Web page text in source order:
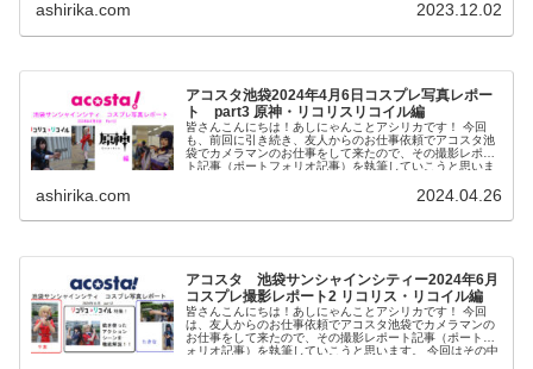
ashirika.com 2023.12.02
アコスタ池袋2024年4月6日コスプレ写真レポー
ト part3 原神・リコリスリコイル編
皆さんこんにちは！あしにゃんことアシリカです！ 今回
も、前回に引き続き、友人からのお仕事依頼でアコスタ池
袋でカメラマンのお仕事をして来たので、その撮影レポー
ト記事（ポートフォリオ記事）を執筆していこうと思いま
ashirika.com 2024.04.26
アコスタ 池袋サンシャインシティー2024年6月
コスプレ撮影レポート2 リコリス・リコイル編
皆さんこんにちは！あしにゃんことアシリカです！ 今回
は、友人からのお仕事依頼でアコスタ池袋でカメラマンの
お仕事をして来たので、その撮影レポート記事（ポートフ
ォリオ記事）を執筆していこうと思います。 今回はその中